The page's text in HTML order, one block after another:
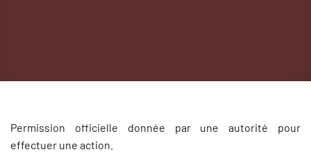
Permission officielle donnée par une autorité pour
effectuer une action.